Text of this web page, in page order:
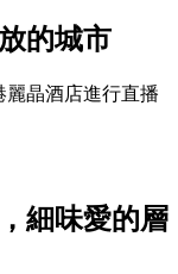
的城市
麗晶酒店進行直播
細味愛的層